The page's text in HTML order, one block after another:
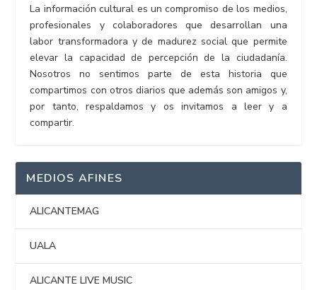
La información cultural es un compromiso de los medios,
profesionales y colaboradores que desarrollan una
labor transformadora y de madurez social que permite
elevar la capacidad de percepción de la ciudadanía.
Nosotros no sentimos parte de esta historia que
compartimos con otros diarios que además son amigos y,
por tanto, respaldamos y os invitamos a leer y a
compartir.
MEDIOS AFINES
ALICANTEMAG
UALA
ALICANTE LIVE MUSIC